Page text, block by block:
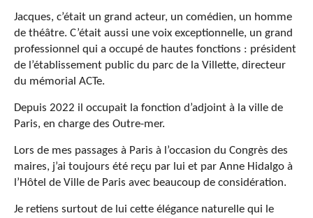
Jacques, c’était un grand acteur, un comédien, un homme
de théâtre. C’était aussi une voix exceptionnelle, un grand
professionnel qui a occupé de hautes fonctions : président
de l’établissement public du parc de la Villette, directeur
du mémorial ACTe.
Depuis 2022 il occupait la fonction d’adjoint à la ville de
Paris, en charge des Outre-mer.
Lors de mes passages à Paris à l’occasion du Congrès des
maires, j’ai toujours été reçu par lui et par Anne Hidalgo à
l’Hôtel de Ville de Paris avec beaucoup de considération.
Je retiens surtout de lui cette élégance naturelle qui le